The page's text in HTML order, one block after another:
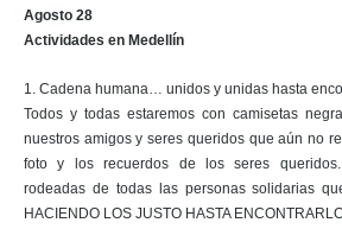
Agosto 28
Actividades en Medellín
1. Cadena humana… unidos y unidas hasta
Todos y todas estaremos con camisetas
nuestros amigos y seres queridos que aún no
foto y los recuerdos de los seres
rodeadas de todas las personas solidarias
HACIENDO LOS JUSTO HASTA